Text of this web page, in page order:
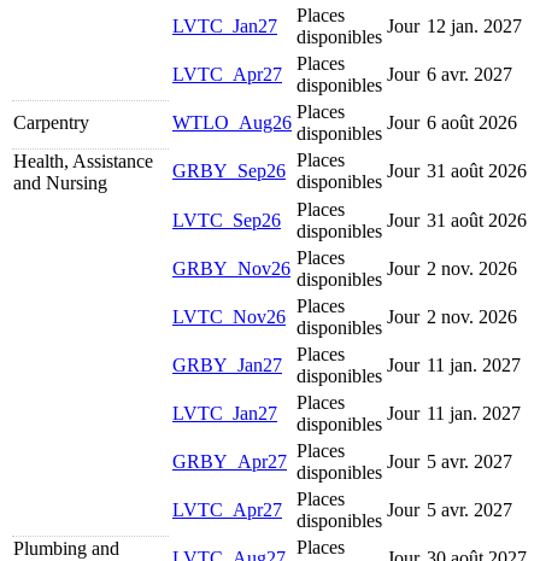
LVTC_Jan27
Places
disponibles
Jour 12 jan. 2027
LVTC_Apr27
Places
disponibles
Jour 6 avr. 2027
Carpentry WTLO_Aug26
Places
disponibles
Jour 6 août 2026
Health, Assistance
and Nursing
GRBY_Sep26
Places
disponibles
Jour 31 août 2026
LVTC_Sep26
Places
disponibles
Jour 31 août 2026
GRBY_Nov26
Places
disponibles
Jour 2 nov. 2026
LVTC_Nov26
Places
disponibles
Jour 2 nov. 2026
GRBY_Jan27
Places
disponibles
Jour 11 jan. 2027
LVTC_Jan27
Places
disponibles
Jour 11 jan. 2027
GRBY_Apr27
Places
disponibles
Jour 5 avr. 2027
LVTC_Apr27
Places
disponibles
Jour 5 avr. 2027
Plumbing and
Places